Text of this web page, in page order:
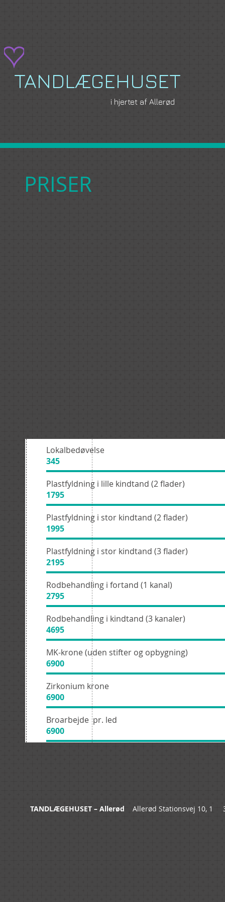
TANDLÆGEHUSET
i hjertet af Allerød
PRISER
Lokalbedøvelse
345
Plastfyldning i lille kindtand (2 flader)
1795
Plastfyldning i stor kindtand (2 flader)
1995
Plastfyldning i stor kindtand (3 flader)
2195
Rodbehandling i fortand (1 kanal)
2795
Rodbehandling i kindtand (3 kanaler)
4695
MK-krone (uden stifter og opbygning)
6900
Zirkonium krone
6900
Broarbejde pr. led
6900
TANDLÆGEHUSET – Allerød Allerød Stationsvej 10, 1